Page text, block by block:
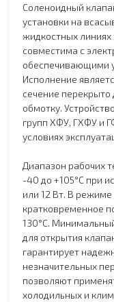
Соленоидный
установки на
жидкостных линиях
совместима с
обеспечивающими
Исполнение
сечение
обмотку.
групп ХФУ, ГХФУ и
условиях
Диапазон рабочих
-40 до +105°C при
или 12 Вт. В
кратковременное
130°C.
для открытия
гарантирует
незначительных
позволяют
холодильных и